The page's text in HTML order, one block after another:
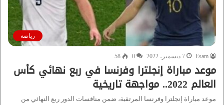
رياضة
Esam 7 ديسمبر، 2022 0
58
موعد مباراة إنجلترا وفرنسا في ربع نهائي كأس
العالم 2022.. مواجهة تاريخية
موعد مباراة إنجلترا وفرنسا المرتقبة، ضمن منافسات الدور ربع النهائي من